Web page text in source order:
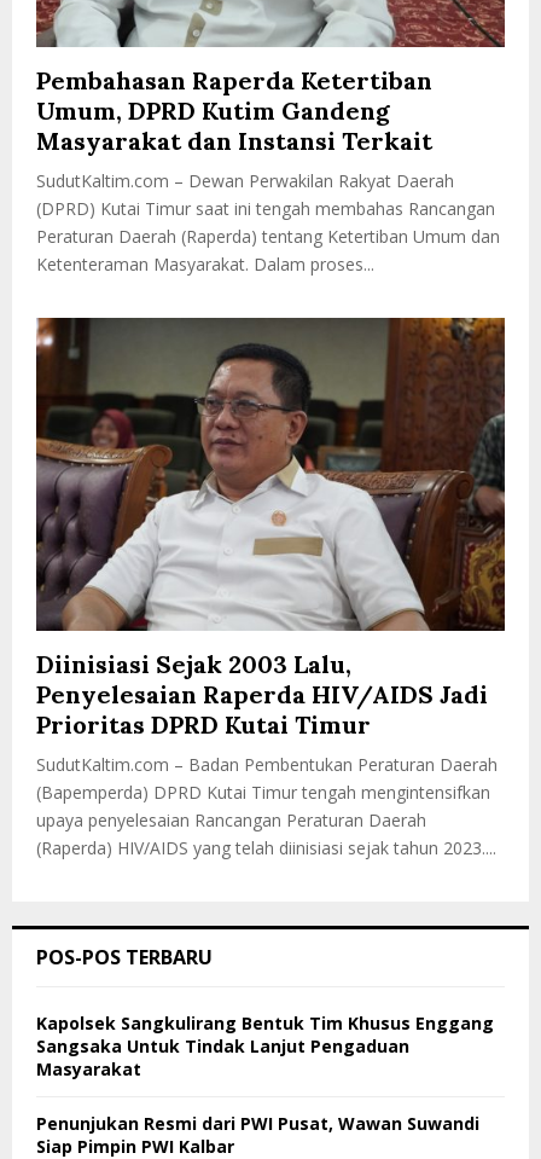
Pembahasan Raperda Ketertiban
Umum, DPRD Kutim Gandeng
Masyarakat dan Instansi Terkait
SudutKaltim.com – Dewan Perwakilan Rakyat Daerah
(DPRD) Kutai Timur saat ini tengah membahas Rancangan
Peraturan Daerah (Raperda) tentang Ketertiban Umum dan
Ketenteraman Masyarakat. Dalam proses...
Diinisiasi Sejak 2003 Lalu,
Penyelesaian Raperda HIV/AIDS Jadi
Prioritas DPRD Kutai Timur
SudutKaltim.com – Badan Pembentukan Peraturan Daerah
(Bapemperda) DPRD Kutai Timur tengah mengintensifkan
upaya penyelesaian Rancangan Peraturan Daerah
(Raperda) HIV/AIDS yang telah diinisiasi sejak tahun 2023....
POS-POS TERBARU
Kapolsek Sangkulirang Bentuk Tim Khusus Enggang
Sangsaka Untuk Tindak Lanjut Pengaduan
Masyarakat
Penunjukan Resmi dari PWI Pusat, Wawan Suwandi
Siap Pimpin PWI Kalbar